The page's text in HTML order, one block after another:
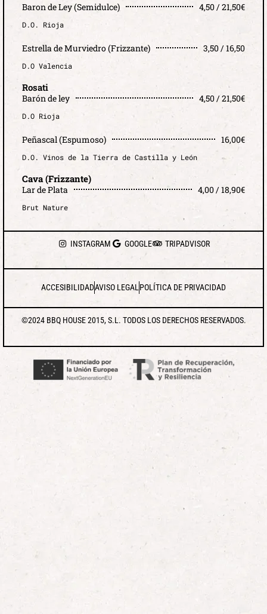
Baron de Ley (Semidulce) 4,50 / 21,50€
D.O. Rioja
Estrella de Murviedro (Frizzante) 3,50 / 16,50
D.O Valencia
Rosati
Barón de ley 4,50 / 21,50€
D.O Rioja
Peñascal (Espumoso) 16,00€
D.O. Vinos de la Tierra de Castilla y León
Cava (Frizzante)
Lar de Plata 4,00 / 18,90€
Brut Nature
©2024 BBQ HOUSE 2015, S.L. TODOS LOS DERECHOS RESERVADOS.
ACCESIBILIDADAVISO LEGALPOLÍTICA DE PRIVACIDAD
INSTAGRAM GOOGLE TRIPADVISOR